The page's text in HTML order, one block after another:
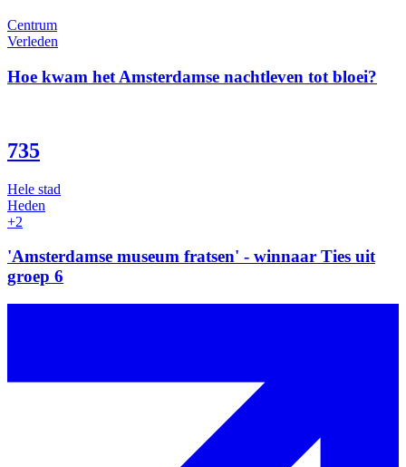
Centrum
Verleden
Hoe kwam het Amsterdamse nachtleven tot bloei?
735
Hele stad
Heden
+2
'Amsterdamse museum fratsen' - winnaar Ties uit
groep 6